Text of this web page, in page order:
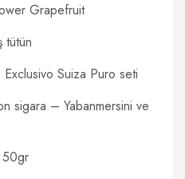
Grapefruit
tütün
Suiza Puro seti
sigara – Yabanmersini ve
50gr